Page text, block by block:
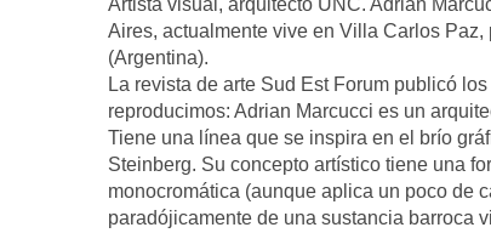
Artista visual, arquitecto UNC. Adrián
Aires, actualmente vive en Villa Carlos Paz,
(Argentina).
La revista de arte Sud Est Forum publicó
reproducimos: Adrian Marcucci es un
Tiene una línea que se inspira en el brío
Steinberg. Su concepto artístico tiene una
monocromática (aunque aplica un poco de
paradójicamente de una sustancia barroca